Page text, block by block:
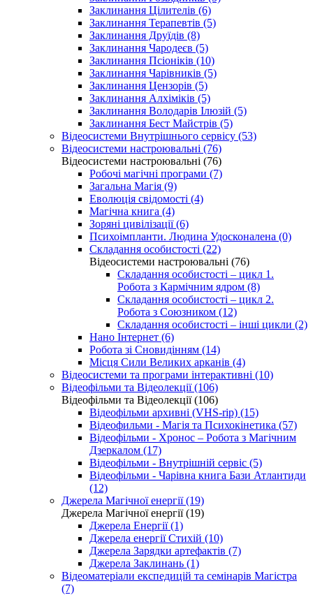
Заклинання Цілителів (6)
Заклинання Терапевтів (5)
Заклинання Друїдів (8)
Заклинання Чародеєв (5)
Заклинання Псіоніків (10)
Заклинання Чарівників (5)
Заклинання Цензорів (5)
Заклинання Алхіміків (5)
Заклинання Володарів Ілюзій (5)
Заклинання Бест Майстрів (5)
Відеосистеми Внутрішнього сервісу (53)
Відеосистеми настроювальні (76)
Відеосистеми настроювальні (76)
Робочі магічні програми (7)
Загальна Магія (9)
Еволюція свідомості (4)
Магічна книга (4)
Зоряні цивілізації (6)
Психоімпланти. Людина Удосконалена (0)
Складання особистості (22)
Відеосистеми настроювальні (76)
Складання особистості – цикл 1.
Робота з Кармічним ядром (8)
Складання особистості – цикл 2.
Робота з Союзником (12)
Складання особистості – інші цикли (2)
Нано Інтернет (6)
Робота зі Сновидінням (14)
Місця Сили Великих арканів (4)
Відеосистеми та програми інтерактивні (10)
Відеофільми та Відеолекції (106)
Відеофільми та Відеолекції (106)
Відеофільми архивні (VHS-rip) (15)
Відеофильми - Магія та Психокінетика (57)
Відеофільми - Хронос – Робота з Магічним
Дзеркалом (17)
Відеофільми - Внутрішній сервіс (5)
Відеофільми - Чарівна книга Бази Атлантиди
(12)
Джерела Магічної енергії (19)
Джерела Магічної енергії (19)
Джерела Енергії (1)
Джерела енергії Стихій (10)
Джерела Зарядки артефактів (7)
Джерела Заклинань (1)
Відеоматеріали експедицій та семінарів Магістра
(7)